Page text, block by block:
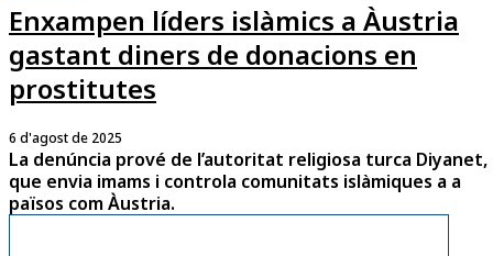
Enxampen líders islàmics a Àustria
gastant diners de donacions en
prostitutes
6 d'agost de 2025
La denúncia prové de l’autoritat religiosa turca Diyanet,
que envia imams i controla comunitats islàmiques a a
països com Àustria.